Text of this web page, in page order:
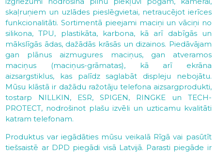
skaļruņiem un uzlādes pieslēgvietai, netraucējot ierīces
funkcionalitāti. Sortimentā pieejami maciņi un vāciņi no
silikona, TPU, plastikāta, karbona, kā arī dabīgās un
mākslīgās ādas, dažādās krāsās un dizainos. Piedāvājam
gan plānus aizmugures maciņus, gan atveramos
maciņus (maciņus-grāmatas), kā arī ekrāna
aizsargstiklus, kas palīdz saglabāt displeju nebojātu.
Mūsu klāstā ir dažādu ražotāju telefona aizsargprodukti,
tostarp NILLKIN, ESR, SPIGEN, RINGKE un TECH-
PROTECT, nodrošinot plašu izvēli un uzticamu kvalitāti
katram telefonam.
Produktus var iegādāties mūsu veikalā Rīgā vai pasūtīt
tiešsaistē ar DPD piegādi visā Latvijā. Parasti piegāde ir